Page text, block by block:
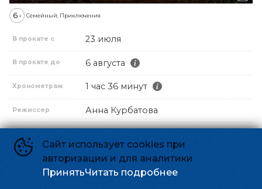
6+ Семейный, Приключения
В прокате с 23 июля
В прокате до 6 августа
Хронометраж 1 час 36 минут
Режиссер Анна Курбатова
Курбатов, Александр Ильин
Сценарист
Елизавета Михайлова, Надежда
Сайт использует cookies при
авторизации и для аналитики
ПринятьЧитать подробнее